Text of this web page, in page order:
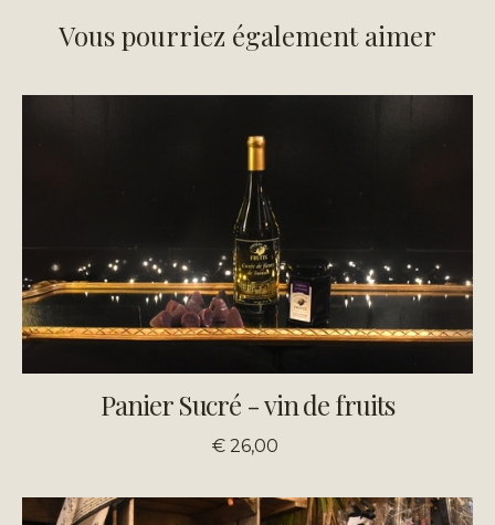
Vous pourriez également aimer
Panier Sucré - vin de fruits
€ 26,00